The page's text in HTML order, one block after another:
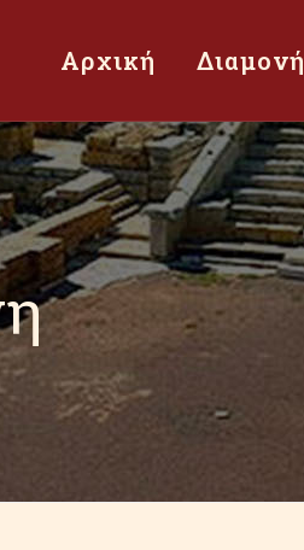
Αρχική Διαμονή